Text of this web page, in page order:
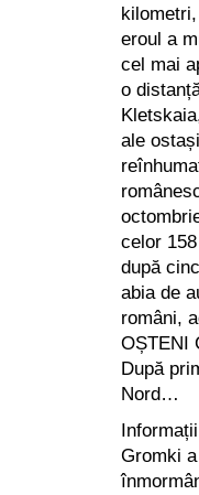
eroul a
cel mai
o
ale
celor
după
abia de
români,
OȘTENI
După
Nord…
Gromki